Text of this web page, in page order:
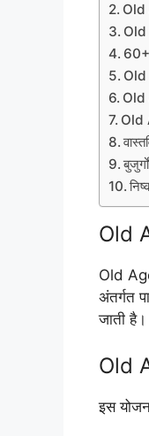
Old
Old
60+
Old
Old
Old
Old
Old
अंतर्गत
जाती है।
Old
इस